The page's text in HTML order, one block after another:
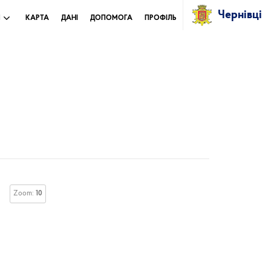
КАРТА ДАНІ ДОПОМОГА ПРОФІЛЬ Чернівці
Zoom: 10